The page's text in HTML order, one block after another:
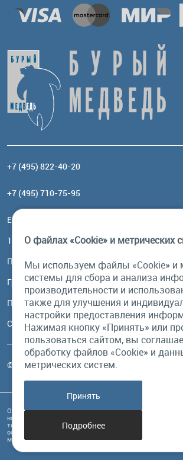
+7 (495) 822-40-20
+7 (495) 710-75-95
Email:
117485, Москва, ул. Профсоюзная, 84/32,
Посмотреть на карте
График работы
Пн-Пт: с 10:00 до 18:00
Сб, Вс: выходной
© Бурый Медведь MMXXVI. Все права
Обращаем Ваше внимание на то, что данный интернет-
носит исключительно информационный характер и ни
техническая информация, размещенная на сайте, не
офертой, определяемой положениями Статьи 437
может быть изменена в любое время без
О файлах «Cookie» и метрических
Мы используем файлы «Cookie» и
системы для сбора и анализа
производительности и
также для улучшения и
настройки предоставления
Нажимая кнопку «Принять» или
пользоваться сайтом, вы
обработку файлов «Cookie» и
метрических систем.
Принять
Подробнее